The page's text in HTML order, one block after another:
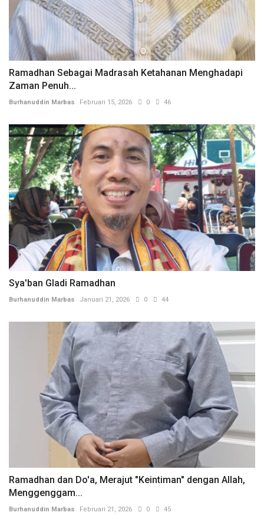
Ramadhan Sebagai Madrasah Ketahanan Menghadapi
Zaman Penuh...
Burhanuddin Marbas Februari 15, 2026 0 46
Sya'ban Gladi Ramadhan
Burhanuddin Marbas Januari 21, 2026 0 44
Ramadhan dan Do'a, Merajut "Keintiman" dengan Allah,
Menggenggam...
Burhanuddin Marbas Februari 21, 2026 0 45